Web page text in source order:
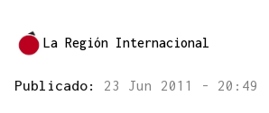
La Región Internacional
Publicado: 23 Jun 2011 - 20:49